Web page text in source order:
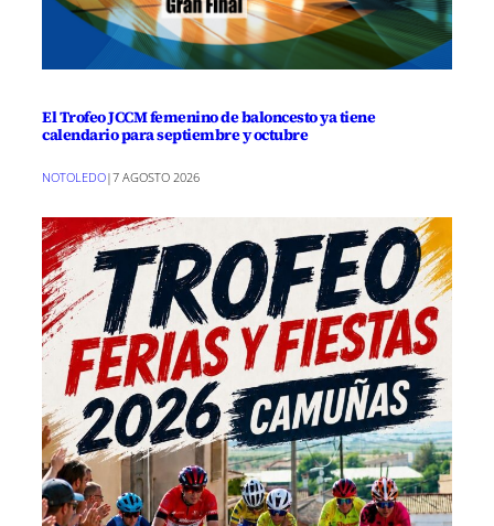
El Trofeo JCCM femenino de baloncesto ya tiene
calendario para septiembre y octubre
NOTOLEDO|7 AGOSTO 2026